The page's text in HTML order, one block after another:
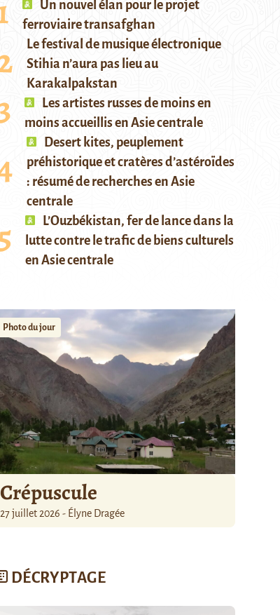
Un nouvel élan pour le projet
ferroviaire transafghan
Le festival de musique électronique
Stihia n’aura pas lieu au
Karakalpakstan
Les artistes russes de moins en
moins accueillis en Asie centrale
Desert kites, peuplement
préhistorique et cratères d’astéroïdes
: résumé de recherches en Asie
centrale
L’Ouzbékistan, fer de lance dans la
lutte contre le trafic de biens culturels
en Asie centrale
Photo du jour
Crépuscule
27 juillet 2026 - Élyne Dragée
DÉCRYPTAGE